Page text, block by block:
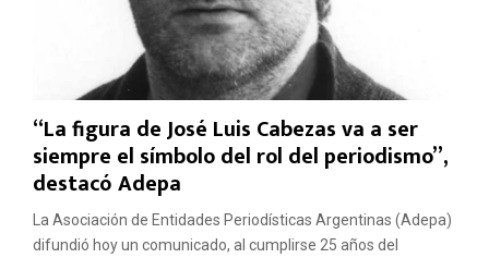
“La figura de José Luis Cabezas va a ser
siempre el símbolo del rol del periodismo”,
destacó Adepa
La Asociación de Entidades Periodísticas Argentinas (Adepa)
difundió hoy un comunicado, al cumplirse 25 años del